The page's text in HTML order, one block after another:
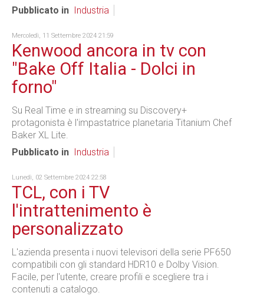
Pubblicato in
Industria
Mercoledì, 11 Settembre 2024 21:59
Kenwood ancora in tv con
"Bake Off Italia - Dolci in
forno"
Su Real Time e in streaming su Discovery+
protagonista è l'impastatrice planetaria Titanium Chef
Baker XL Lite.
Pubblicato in
Industria
Lunedì, 02 Settembre 2024 22:58
TCL, con i TV
l'intrattenimento è
personalizzato
L'azienda presenta i nuovi televisori della serie PF650
compatibili con gli standard HDR10 e Dolby Vision.
Facile, per l'utente, creare profili e scegliere tra i
contenuti a catalogo.